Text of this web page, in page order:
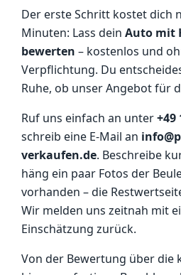
Der erste Schritt kostet dich
Minuten: Lass dein Auto mit
bewerten – kostenlos und
Verpflichtung. Du
Ruhe, ob unser Angebot für
Ruf uns einfach an unter+49
schreib eine E-Mail an
verkaufen.de. Beschreibe
häng ein paar Fotos der
vorhanden – die
Wir melden uns zeitnah mit
Einschätzung zurück.
Von der Bewertung über die